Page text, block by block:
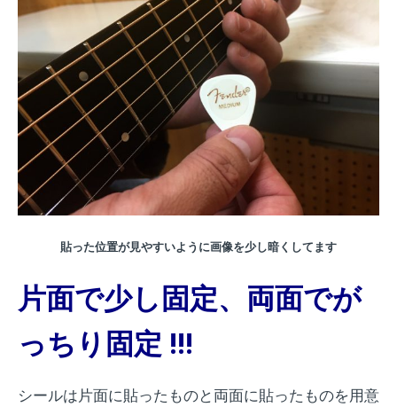
貼った位置が見やすいように画像を少し暗くしてます
片面で少し固定、両面でが
っちり固定 !!!
シールは片面に貼ったものと両面に貼ったものを用意